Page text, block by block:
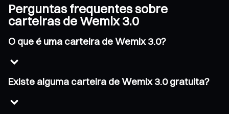
Perguntas frequentes sobre
carteiras de Wemix 3.0
O que é uma carteira de Wemix 3.0?
Existe alguma carteira de Wemix 3.0 gratuita?